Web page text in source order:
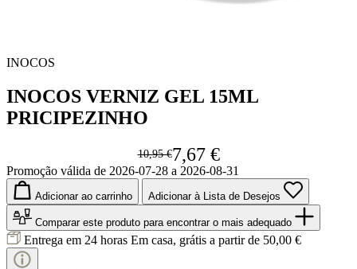
INOCOS
INOCOS VERNIZ GEL 15ML
PRICIPEZINHO
10,95 €7,67 €
Promoção válida de 2026-07-28 a 2026-08-31
Adicionar ao carrinho Adicionar à Lista de Desejos
Comparar este produto para encontrar o mais adequado
Entrega em 24 horas Em casa, grátis a partir de 50,00 €